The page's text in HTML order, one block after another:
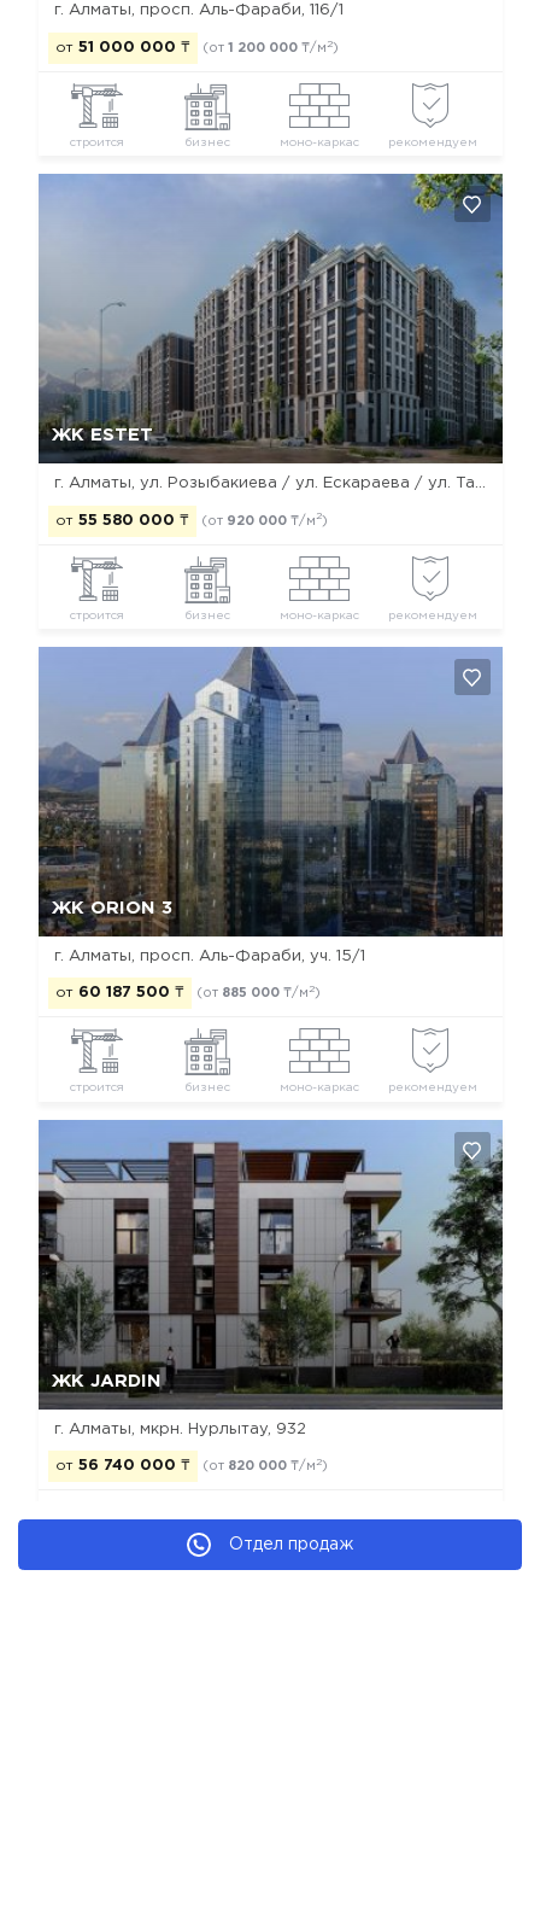
Отдел продаж
г. Алматы, просп. Аль-Фараби, 116/1
от 51 000 000 ₸ (от 1 200 000 ₸/м 2)
строится бизнес моно-каркас рекомендуем
ЖК ESTET
от 55 580 000 ₸ (от 920 000 ₸/м2)
строится бизнес моно-каркас рекомендуем
Да, удалить Отмена
ЖК ORION 3
г. Алматы, просп. Аль-Фараби, уч. 15/1
от 60 187 500 ₸ (от 885 000 ₸/м 2)
строится бизнес моно-каркас рекомендуем
Да, удалить Отмена
ЖК JARDIN
г. Алматы, мкрн. Нурлытау, 932
от 56 740 000 ₸ (от 820 000 ₸/м 2)
Да, удалить Отмена